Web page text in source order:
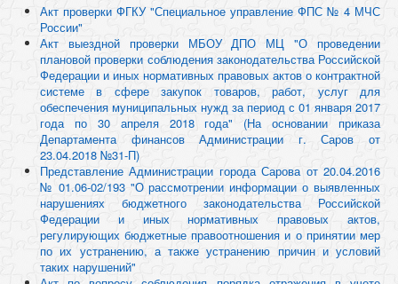
Акт проверки ФГКУ "Специальное управление ФПС № 4 МЧС
России"
Акт выездной проверки МБОУ ДПО МЦ "О проведении
плановой проверки соблюдения законодательства Российской
Федерации и иных нормативных правовых актов о контрактной
системе в сфере закупок товаров, работ, услуг для
обеспечения муниципальных нужд за период с 01 января 2017
года по 30 апреля 2018 года" (На основании приказа
Департамента финансов Администрации г. Саров от
23.04.2018 №31-П)
Представление Администрации города Сарова от 20.04.2016
№ 01.06-02/193 "О рассмотрении информации о выявленных
нарушениях бюджетного законодательства Российской
Федерации и иных нормативных правовых актов,
регулирующих бюджетные правоотношения и о принятии мер
по их устранению, а также устранению причин и условий
таких нарушений"